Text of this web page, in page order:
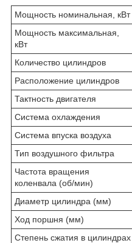
Мощность номинальная, кВт
Мощность максимальная,
кВт
Количество цилиндров
Расположение цилиндров
Тактность двигателя
Система охлаждения
Система впуска воздуха
Тип воздушного фильтра
Частота вращения
коленвала (об/мин)
Диаметр цилиндра (мм)
Ход поршня (мм)
Степень сжатия в цилиндрах